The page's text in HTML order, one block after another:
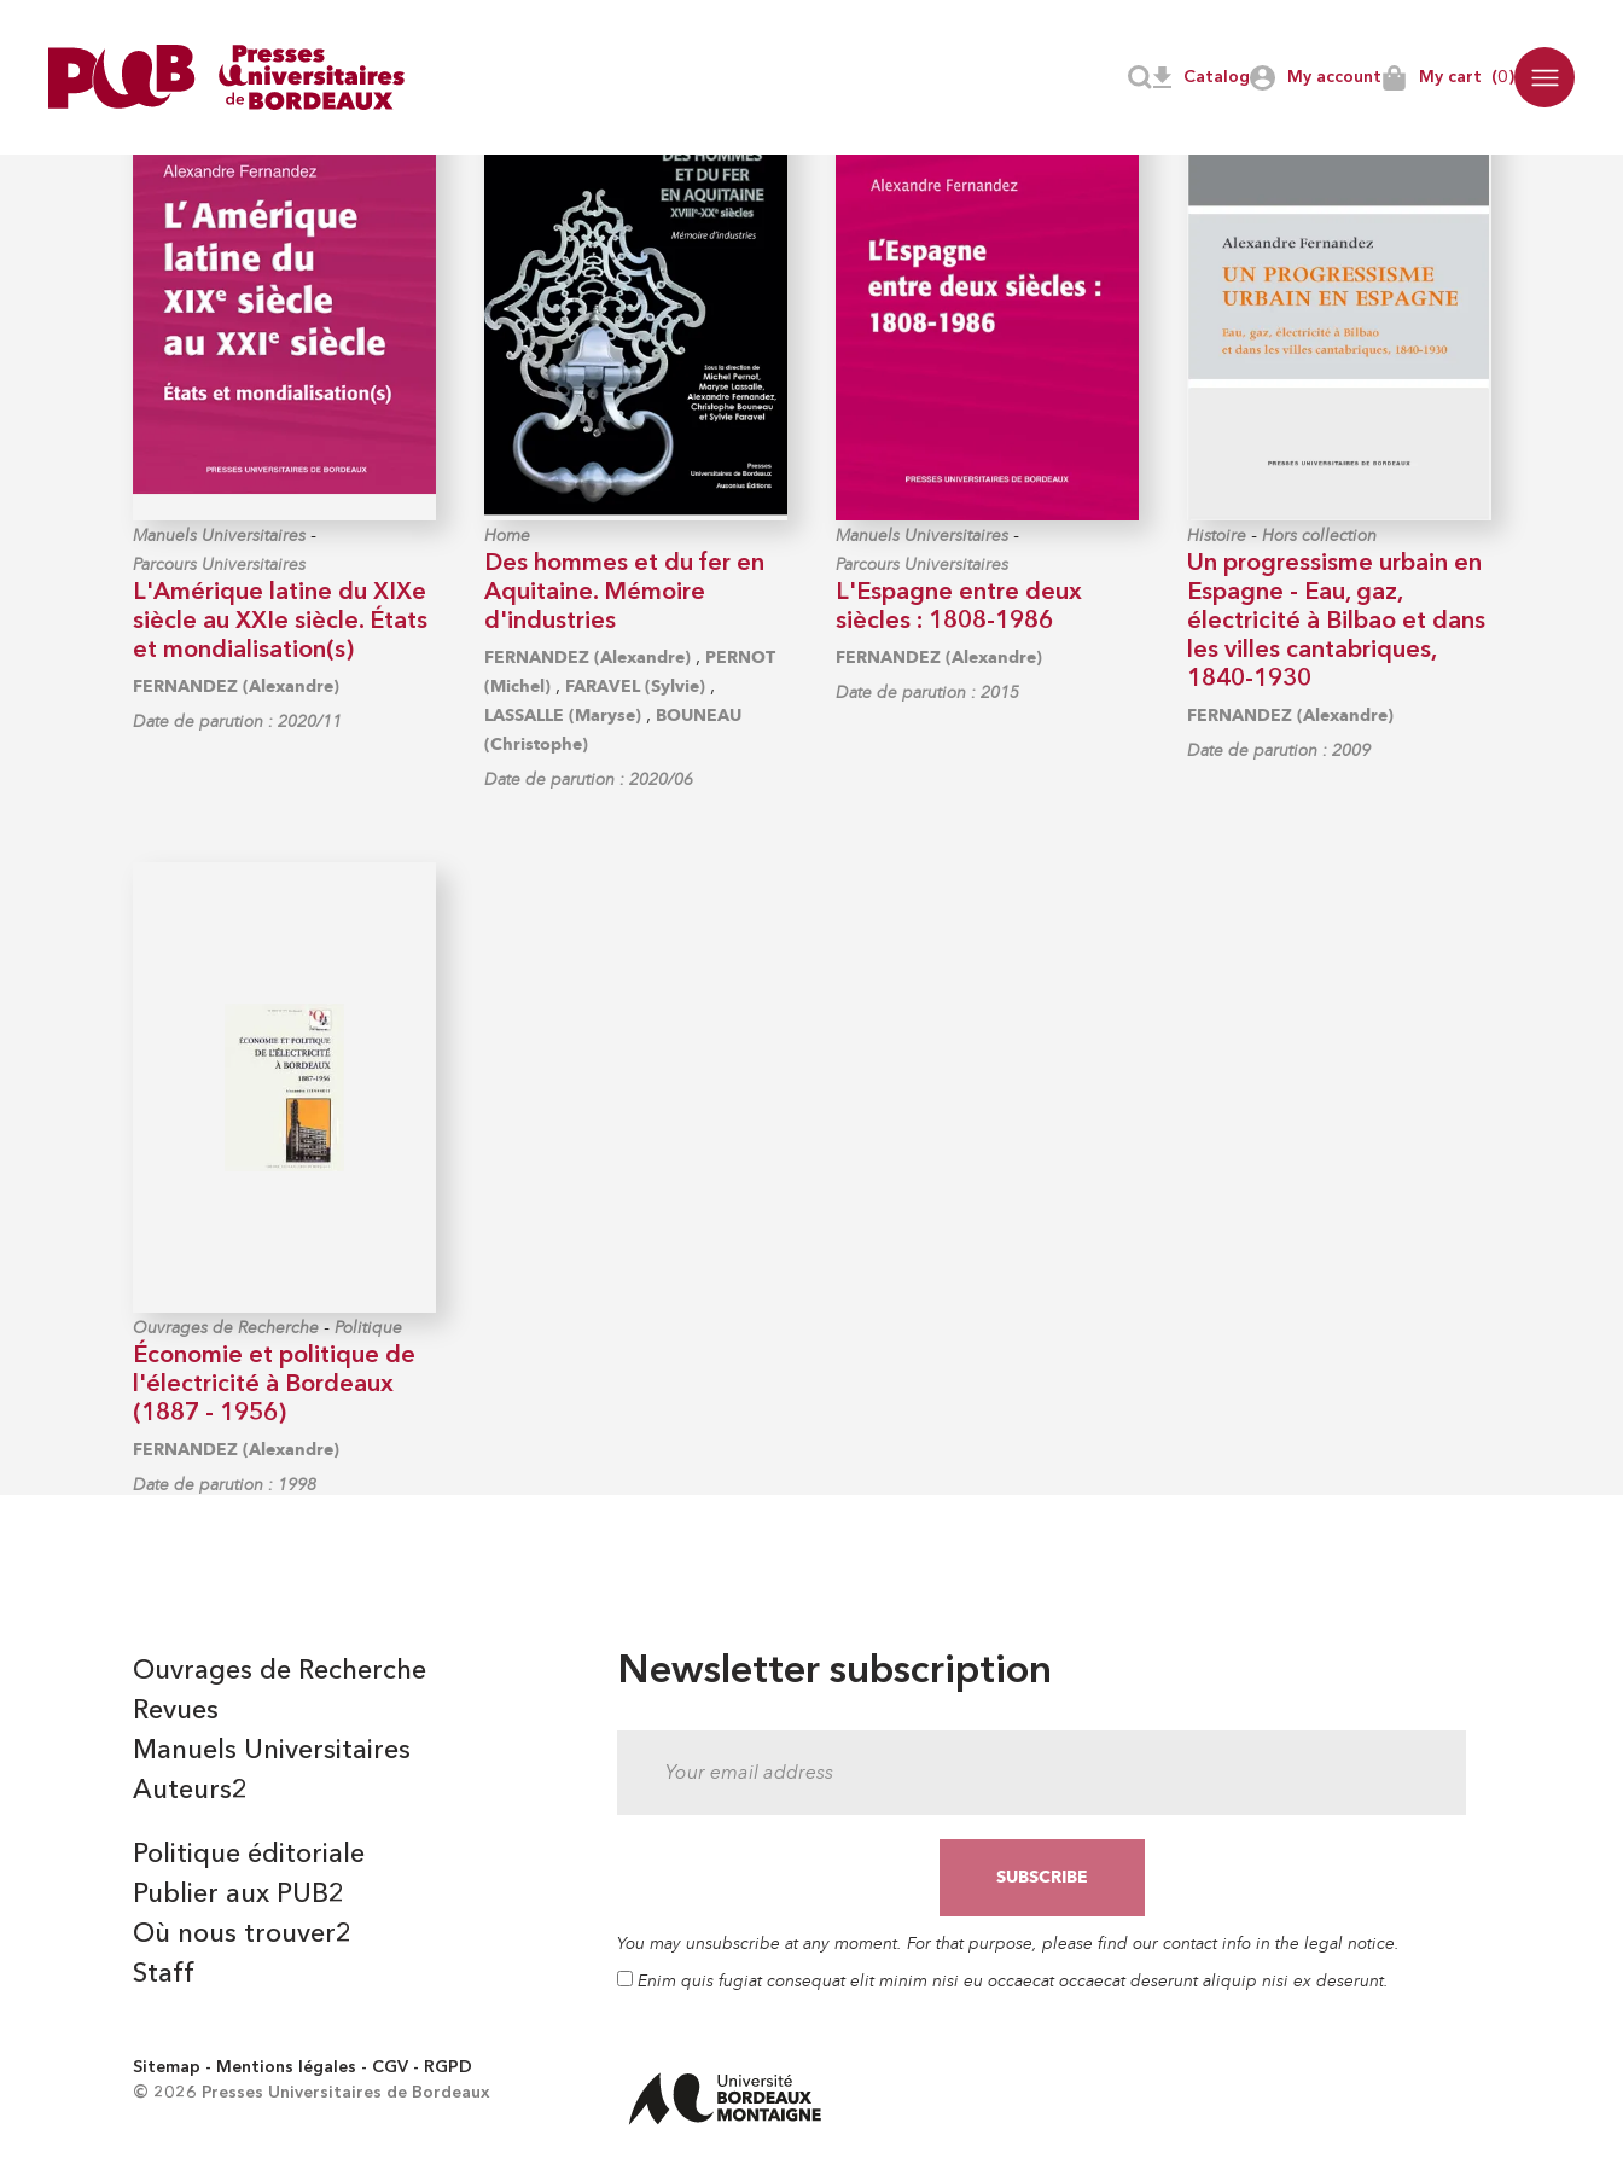
My account My cart (0)
Catalog
Manuels Universitaires-
Parcours Universitaires
L'Amérique latine du XIXe
siècle au XXIe siècle. États
et mondialisation(s)
FERNANDEZ (Alexandre)
Date de parution : 2020/11
Home
Des hommes et du fer en
Aquitaine. Mémoire
d'industries
FERNANDEZ (Alexandre), PERNOT
(Michel), FARAVEL (Sylvie),
LASSALLE (Maryse), BOUNEAU
(Christophe)
Date de parution : 2020/06
Manuels Universitaires -
Parcours Universitaires
L'Espagne entre deux
siècles : 1808-1986
FERNANDEZ (Alexandre)
Date de parution : 2015
Histoire -Hors collection
Un progressisme urbain en
Espagne - Eau, gaz,
électricité à Bilbao et dans
les villes cantabriques,
1840-1930
FERNANDEZ (Alexandre)
Date de parution : 2009
Ouvrages de Recherche- Politique
Économie et politique de
l'électricité à Bordeaux
(1887 - 1956)
FERNANDEZ (Alexandre)
Date de parution : 1998
Newsletter subscription
You may unsubscribe at any moment. For that purpose, please find our contact info in the legal notice.
Enim quis fugiat consequat elit minim nisi eu occaecat occaecat deserunt aliquip nisi ex deserunt.
Auteurs2
Manuels Universitaires
Ouvrages de Recherche
Revues
Politique éditoriale
Publier aux PUB2
Où nous trouver2
Staff
Sitemap Mentions légales CGV
RGPD
© 2026 Presses Universitaires de Bordeaux